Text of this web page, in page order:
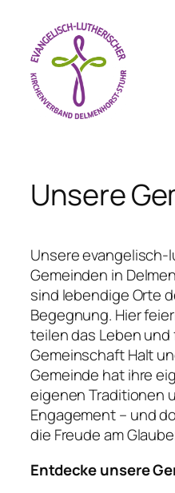
Inhalt
springen
Unsere
Unsere
Gemeinden in
sind lebendige Orte
Begegnung. Hier
teilen das Leben
Gemeinschaft Halt
Gemeinde hat ihre
eigenen Traditionen
Engagement – und
die Freude am
Entdecke unsere